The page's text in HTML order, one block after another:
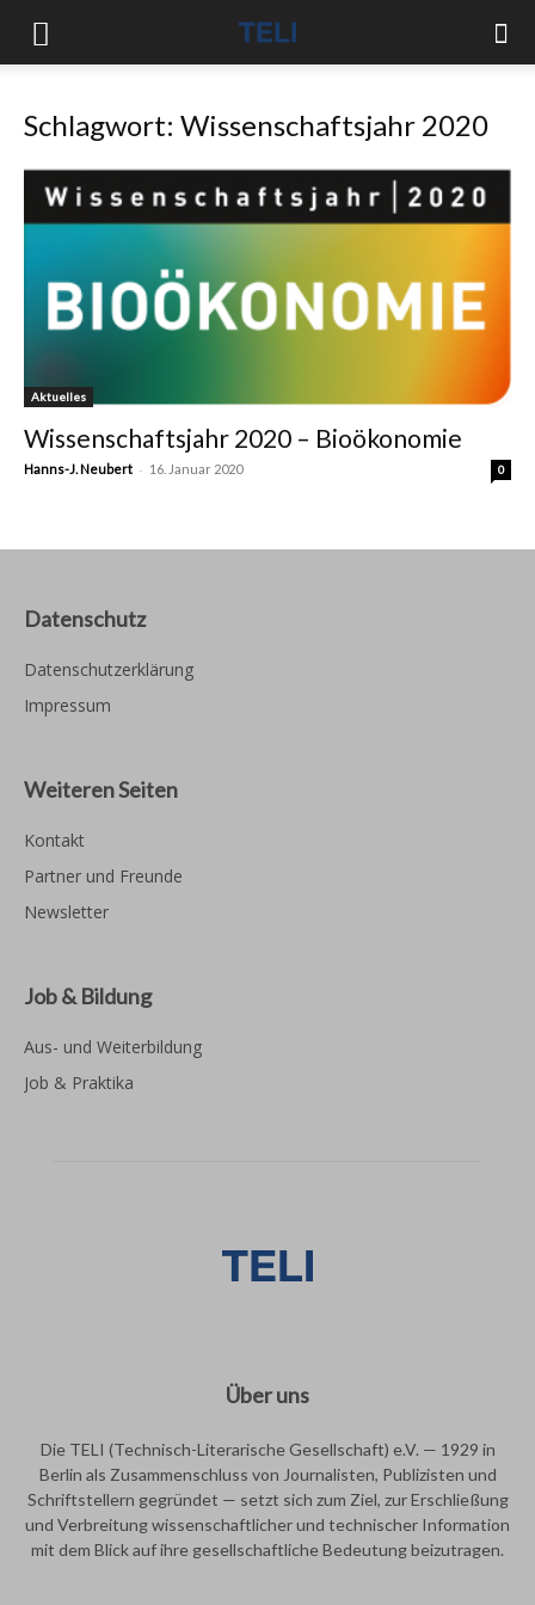
Schlagwort: Wissenschaftsjahr 2020
Aktuelles
Wissenschaftsjahr 2020 – Bioökonomie
Hanns-J. Neubert - 16. Januar 2020 0
Datenschutz
Datenschutzerklärung
Impressum
Weiteren Seiten
Kontakt
Partner und Freunde
Newsletter
Job & Bildung
Aus- und Weiterbildung
Job & Praktika
Über uns
Die TELI (Technisch-Literarische Gesellschaft) e.V. — 1929 in
Berlin als Zusammenschluss von Journalisten, Publizisten und
Schriftstellern gegründet — setzt sich zum Ziel, zur Erschließung
und Verbreitung wissenschaftlicher und technischer Information
mit dem Blick auf ihre gesellschaftliche Bedeutung beizutragen.